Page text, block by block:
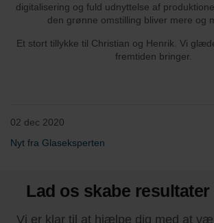
digitalisering og fuld udnyttelse af
den grønne omstilling bliver mere og
Et stort tillykke til Christian og Henrik. Vi
fremtiden bringer.
02 dec 2020
Nyt fra Glaseksperten
Lad os skabe
Vi er klar til at hjælpe dig med at